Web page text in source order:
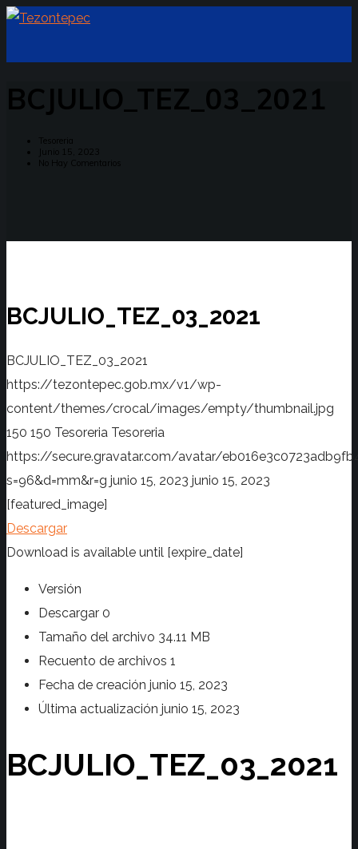
BCJULIO_TEZ_03_2021
Tesoreria
Junio 15, 2023
No Hay Comentarios
BCJULIO_TEZ_03_2021
BCJULIO_TEZ_03_2021
https://tezontepec.gob.mx/v1/wp-
content/themes/crocal/images/empty/thumbnail.jpg
150 150 Tesoreria Tesoreria
https://secure.gravatar.com/avatar/
s=96&d=mm&r=g junio 15, 2023 junio 15, 2023
[featured_image]
Descargar
Download is available until [expire_date]
Versión
Descargar 0
Tamaño del archivo 34.11 MB
Recuento de archivos 1
Fecha de creación junio 15, 2023
Última actualización junio 15, 2023
BCJULIO_TEZ_03_2021